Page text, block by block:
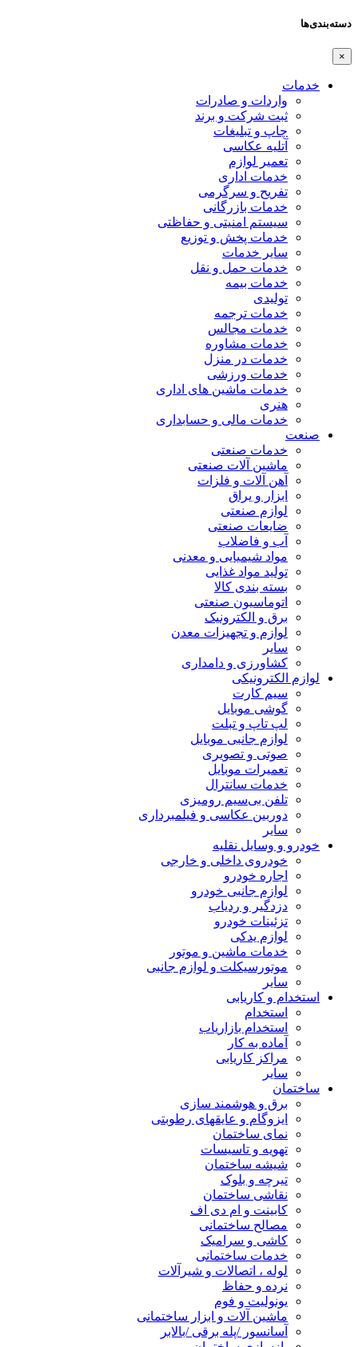
دسته‌بندی‌ها
×
خدمات
واردات و صادرات
ثبت شرکت و برند
چاپ و تبلیغات
آتلیه عکاسی
تعمیر لوازم
خدمات اداری
تفریح و سرگرمی
خدمات بازرگانی
سیستم امنیتی و حفاظتی
خدمات پخش و توزیع
سایر خدمات
خدمات حمل و نقل
خدمات بیمه
تولیدی
خدمات ترجمه
خدمات مجالس
خدمات مشاوره
خدمات در منزل
خدمات ورزشی
خدمات ماشین های اداری
هنری
خدمات مالی و حسابداری
صنعت
خدمات صنعتی
ماشین آلات صنعتی
آهن آلات و فلزات
ابزار و یراق
لوازم صنعتی
ضایعات صنعتی
آب و فاضلاب
مواد شیمیایی و معدنی
تولید مواد غذایی
بسته بندی کالا
اتوماسیون صنعتی
برق و الکترونیک
لوازم و تجهیزات معدن
سایر
کشاورزی و دامداری
لوازم الکترونیکی
سیم کارت
گوشی موبایل
لپ تاپ و تبلت
لوازم جانبی موبایل
صوتی و تصویری
تعمیرات موبایل
خدمات سانترال
تلفن بی‌سیم رومیزی
دوربین عکاسی و فیلمبرداری
سایر
خودرو و وسایل نقلیه
خودروی داخلی و خارجی
اجاره خودرو
لوازم جانبی خودرو
دزدگیر و ردیاب
تزئینات خودرو
لوازم یدکی
خدمات ماشین و موتور
موتورسیکلت و لوازم جانبی
سایر
استخدام و کاریابی
استخدام
استخدام بازاریاب
آماده به کار
مراکز کاریابی
سایر
ساختمان
برق و هوشمند سازی
ایزوگام و عایقهای رطوبتی
نمای ساختمان
تهویه و تاسیسات
شیشه ساختمان
تیرچه و بلوک
نقاشی ساختمان
کابینت و ام دی اف
مصالح ساختمانی
کاشی و سرامیک
خدمات ساختمانی
لوله ، اتصالات و شیرآلات
نرده و حفاظ
یونولیت و فوم
ماشین آلات و ابزار ساختمانی
آسانسور /پله برقی /بالابر